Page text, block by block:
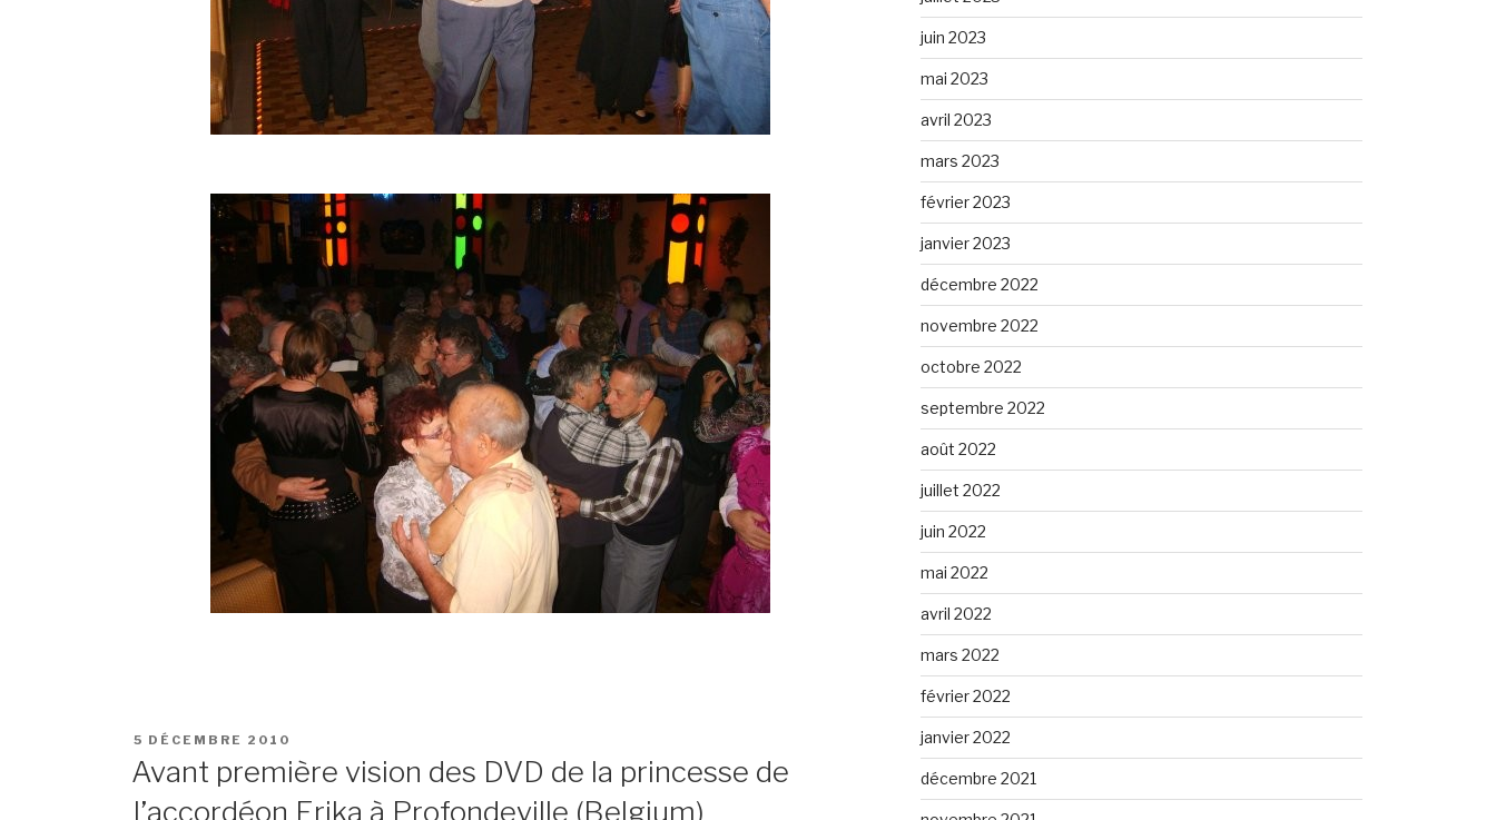
POSTED
5 DÉCEMBRE 2010
Avant première vision des DVD de la princesse de
l’accordéon Erika à Profondeville (Belgium)
juin 2023
mai 2023
avril 2023
mars 2023
février 2023
janvier 2023
décembre 2022
novembre 2022
octobre 2022
septembre 2022
août 2022
juillet 2022
juin 2022
mai 2022
avril 2022
mars 2022
février 2022
janvier 2022
décembre 2021